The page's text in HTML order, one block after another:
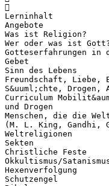

Lerninhalt
Angebote
Was ist Religion?
Wer oder was ist
Gotteserfahrungen in
Gebet
Sinn des Lebens
Freundschaft, Liebe,
S&uuml;chte, Drogen,
Curriculum
und Drogen
Menschen, die die
(M. L. King, Gandhi,
Weltreligionen
Sekten
Christliche Feste
Okkultismus/
Hexenverfolgung
Schutzengel